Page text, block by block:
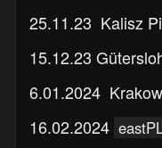
25.11.23 Kalisz
15.12.23
6.01.2024
16.02.2024